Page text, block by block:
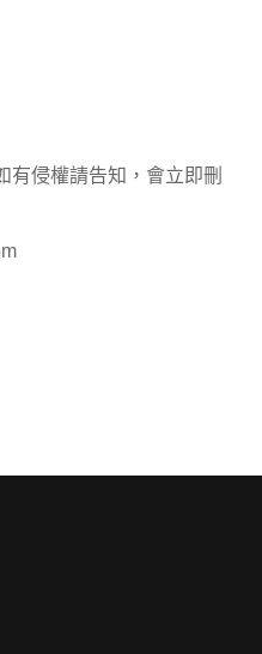
有侵權請告知，會立即刪